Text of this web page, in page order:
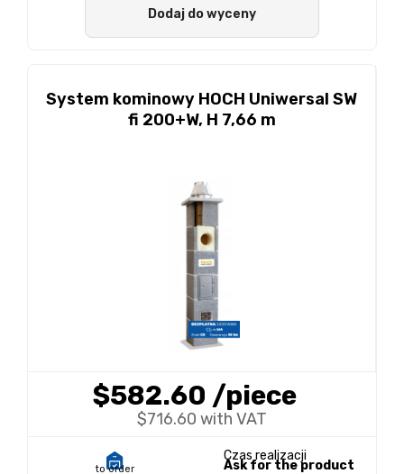
Dodaj do wyceny
System kominowy HOCH Uniwersal SW
fi 200+W, H 7,66 m
$582.60 /piece
$716.60 with VAT
to order
Czas realizacji
Ask for the product